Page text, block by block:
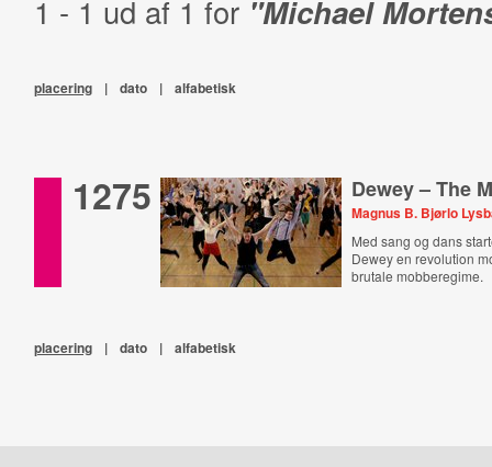
1 - 1 ud af 1 for "Michael
placering | dato | alfabetisk
1275 Dewey – The
Magnus B. Bjørlo
Med sang og dans
Dewey en revolution
brutale mobberegime.
placering | dato | alfabetisk